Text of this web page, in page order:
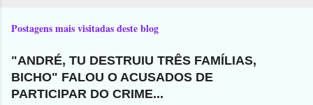
Postagens mais visitadas deste blog
"ANDRÉ, TU DESTRUIU TRÊS FAMÍLIAS,
BICHO" FALOU O ACUSADOS DE
PARTICIPAR DO CRIME...